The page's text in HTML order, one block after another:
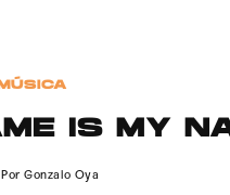
MÚSICA
IS MY
PorGonzalo Oya